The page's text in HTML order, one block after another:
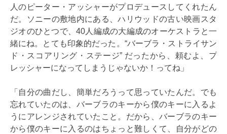
人のピーター・アッシャーがプロデュースしてくれたん
だ。ソニーの敷地内にある、ハリウッドの古い映画スタ
ジオのひとつで、40人編成の大編成のオーケストラと一
緒にね。とても印象的だった。“バーブラ・ストライサン
ド・スコアリング・ステージ” だったから、頼むよ、プ
レッシャーになってしまうじゃないか！ってね」
「自分の曲だし、簡単だろうって思っていたんだ。でも
忘れていたのは、バーブラのキーから僕のキーに入るよ
うにアレンジされていたこと。だから、バーブラのキー
から僕のキーに入るのはちょっと難しくて、自分がどの